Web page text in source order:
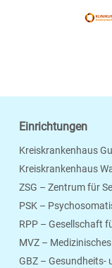
Seite Drucken
Einrichtungen
Kreiskrankenhaus
Kreiskrankenhaus
ZSG – Zentrum für
PSK –
RPP – Gesellschaft
MVZ –
GBZ – Gesundheits-